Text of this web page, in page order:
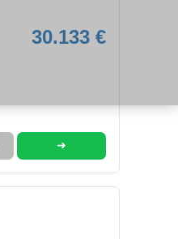
30.133 €
➜